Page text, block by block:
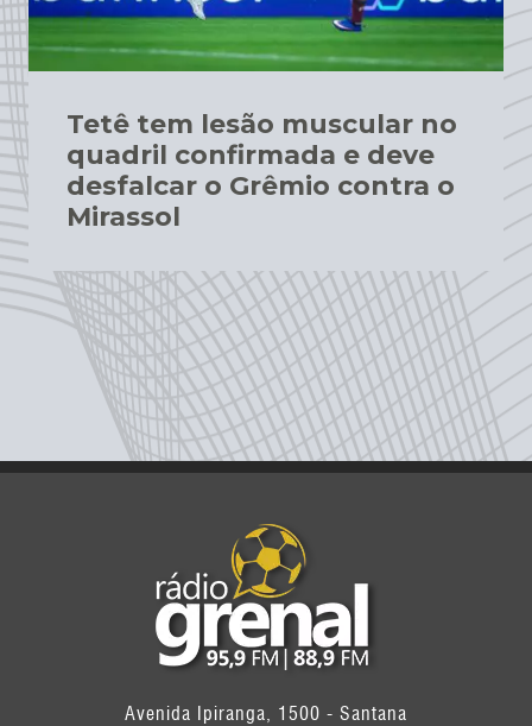
Tetê tem lesão muscular no
quadril confirmada e deve
desfalcar o Grêmio contra o
Mirassol
Avenida Ipiranga, 1500 - Santana